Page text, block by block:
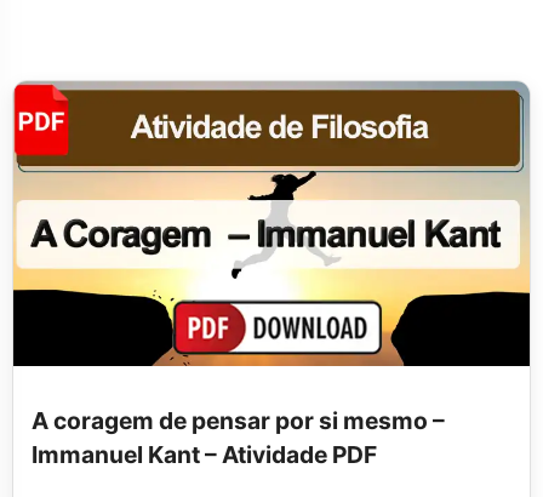
A coragem de pensar por si mesmo –
Immanuel Kant – Atividade PDF